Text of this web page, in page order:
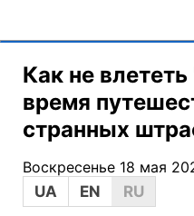
Как не
время
странных
Воскресенье 18 мая
UA
EN RU